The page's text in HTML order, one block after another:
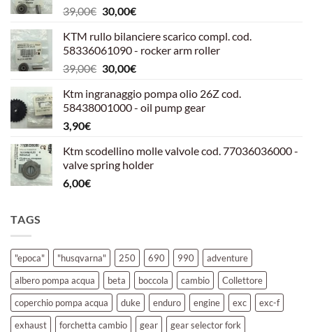
39,00€ Il
originale
era:
39,00€.
30,00€Il
attuale
è:
30,00€.
KTM rullo bilanciere scarico compl. cod.
58336061090 - rocker arm roller
39,00€ Il
originale
era:
30,00€Il
attuale
è:
Ktm ingranaggio pompa olio 26Z cod.
58438001000 - oil pump gear
3,90€
Ktm scodellino molle valvole cod. 77036036000 -
valve spring holder
6,00€
TAGS
"epoca" "husqvarna" 250 690 990
adventure
albero pompa acqua
beta boccola cambio
Collettore
coperchio pompa acqua
duke enduro engine exc
exc-f
exhaust
forchetta cambio gear
gear selector fork